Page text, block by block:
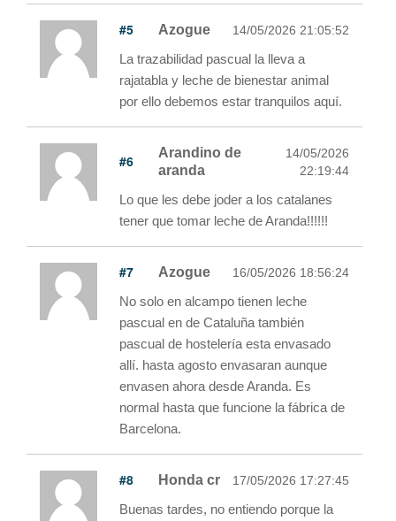
#5 Azogue 14/05/2026 21:05:52
La trazabilidad pascual la lleva a
rajatabla y leche de bienestar animal
por ello debemos estar tranquilos aquí.
#6
Arandino de
aranda
14/05/2026
22:19:44
Lo que les debe joder a los catalanes
tener que tomar leche de Aranda!!!!!!
#7 Azogue 16/05/2026 18:56:24
No solo en alcampo tienen leche
pascual en de Cataluña también
pascual de hostelería esta envasado
allí. hasta agosto envasaran aunque
envasen ahora desde Aranda. Es
normal hasta que funcione la fábrica de
Barcelona.
#8 Honda cr 17/05/2026 17:27:45
Buenas tardes, no entiendo porque la